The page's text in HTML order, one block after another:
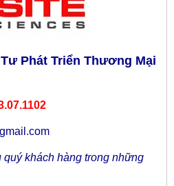
Phát Triển Thương Mại
khách hàng trong những